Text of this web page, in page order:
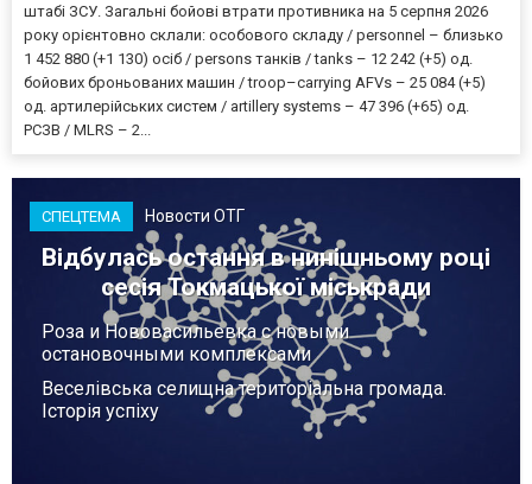
штабі ЗСУ. Загальні бойові втрати противника на 5 серпня 2026
року орієнтовно склали: особового складу / personnel – близько
1 452 880 (+1 130) осіб / persons танків / tanks – 12 242 (+5) од.
бойових броньованих машин / troop–carrying AFVs – 25 084 (+5)
од. артилерійських систем / artillery systems – 47 396 (+65) од.
РСЗВ / MLRS – 2...
СПЕЦТЕМА Новости ОТГ
Відбулась остання в нинішньому році
сесія Токмацької міськради
Роза и Нововасильевка с новыми
остановочными комплексами
Веселівська селищна територіальна громада.
Історія успіху